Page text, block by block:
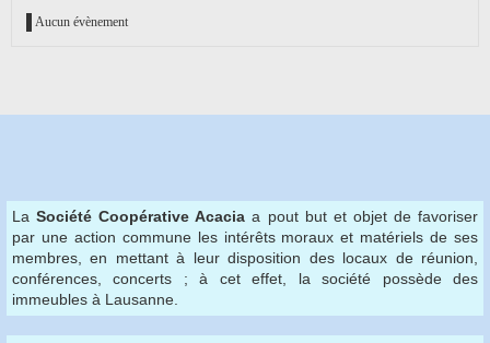
Aucun évènement
LaSociété Coopérative Acacia a pout but et objet de favoriser
par une action commune les intérêts moraux et matériels de ses
membres, en mettant à leur disposition des locaux de réunion,
conférences, concerts ; à cet effet, la société possède des
immeubles à Lausanne.